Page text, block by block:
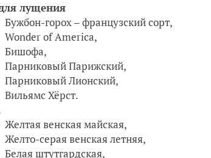
лущения
Бужбон-горох – французский сорт,
Wonder of America,
Бишофа,
Парниковый Парижский,
Парниковый Лионский,
Вильямс Хёрст.
Желтая венская майская,
Желто-серая венская летняя,
Белая штутгардская,